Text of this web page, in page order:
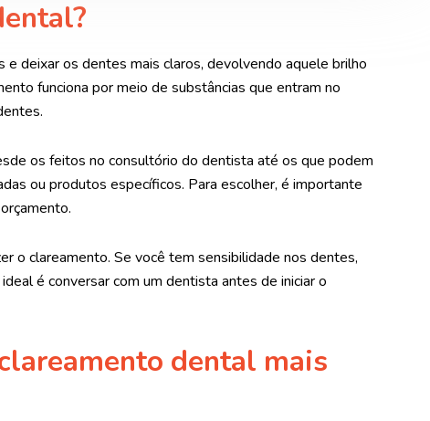
e deixar os dentes mais claros, devolvendo aquele brilho
funciona por meio de substâncias que entram no
os feitos no consultório do dentista até os que podem
ou produtos específicos. Para escolher, é importante
o clareamento. Se você tem sensibilidade nos dentes,
é conversar com um dentista antes de iniciar o
dental mais